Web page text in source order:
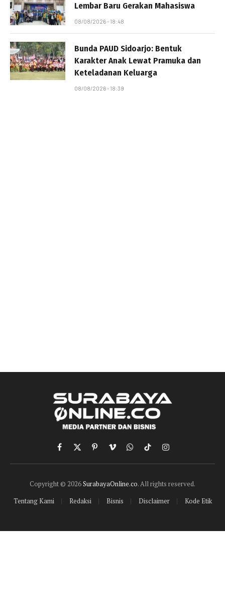
Lembar Baru Gerakan Mahasiswa
08/08/2026 - 18:48
Bunda PAUD Sidoarjo: Bentuk
Karakter Anak Lewat Pramuka dan
Keteladanan Keluarga
08/08/2026 - 18:39
Facebook
X
(Twitter)
PinterestVimeoWhatsApp
TikTokInstagram
Copyright © 2026SurabayaOnline.co. All rights reserved.
Tentang Kami
Redaksi Bisnis Disclaimer Kode Etik